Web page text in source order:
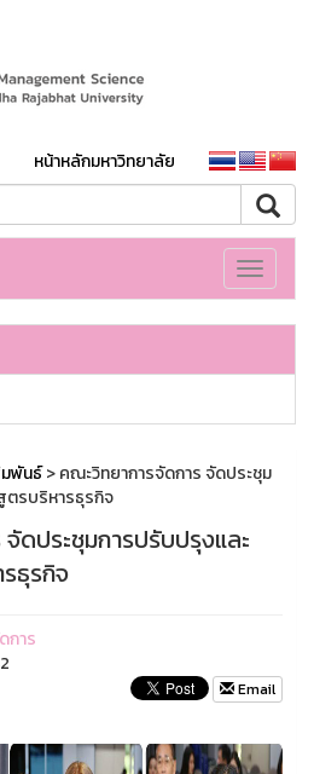
หน้าหลักมหาวิทยาลัย
Toggle
มพันธ์> คณะวิทยาการจัดการ จัดประชุม
รบริหารธุรกิจ
ดประชุมการปรับปรุงและ
ธุรกิจ
การ
Email